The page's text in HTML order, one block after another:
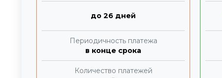
до 26 дней
Периодичность платежа
в конце срока
Количество платежей